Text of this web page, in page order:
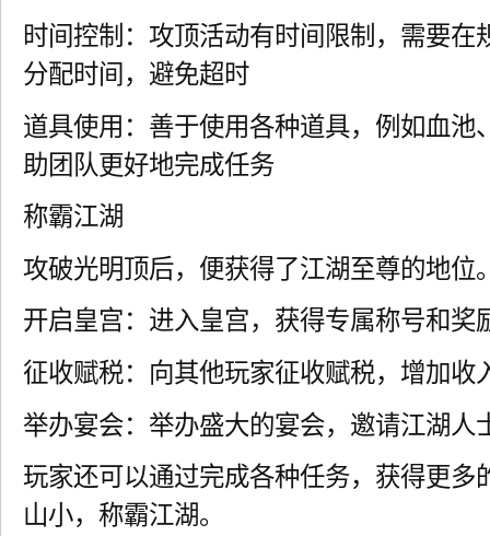
时间控制：攻顶活动有时间限制，需要在
分配时间，避免超时
道具使用：善于使用各种道具，例如血池
助团队更好地完成任务
称霸江湖
攻破光明顶后，便获得了江湖至尊的地位
开启皇宫：进入皇宫，获得专属称号和奖
征收赋税：向其他玩家征收赋税，增加收
举办宴会：举办盛大的宴会，邀请江湖人
玩家还可以通过完成各种任务，获得更多
山小，称霸江湖。